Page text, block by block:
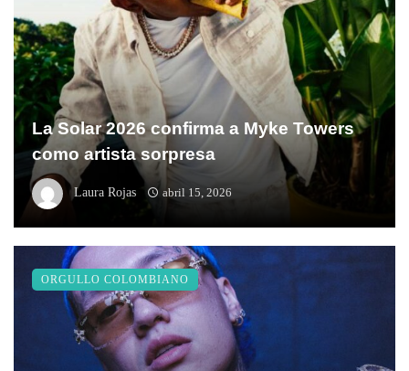
La Solar 2026 confirma a Myke Towers
como artista sorpresa
Laura Rojas abril 15, 2026
ORGULLO COLOMBIANO